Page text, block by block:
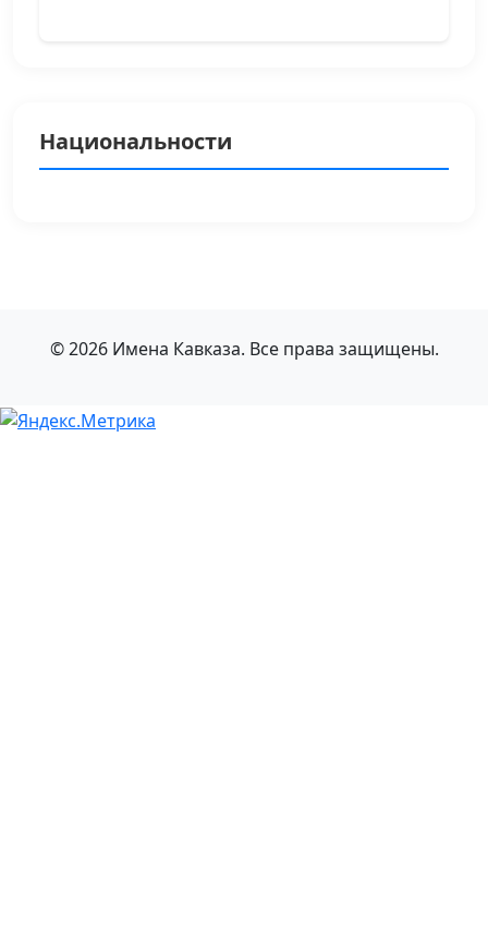
Национальности
© 2026 Имена Кавказа. Все права защищены.